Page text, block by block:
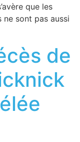
que les
ne sont pas aussi
de